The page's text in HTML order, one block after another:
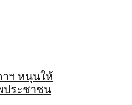
าฯ หนุนให้
ประชาชน